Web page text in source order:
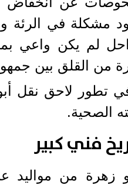
مشكلة في الرئة
لم يكن واعي
من القلق بين
تطور لاحق نقل
الصحية.
فني كبير